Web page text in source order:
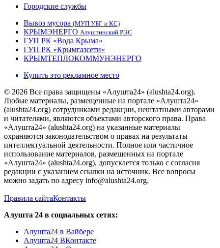
Городские службы
Вывоз мусора (МУП УБГ и КС)
КРЫМЭНЕРГО Алуштинский РЭС
ГУП РК «Вода Крыма»
ГУП РК «Крымгазсети»
КРЫМТЕПЛОКОММУНЭНЕРГО
Купить это рекламное место
© 2026 Все права защищены «Алушта24» (alushta24.org).
Любые материалы, размещенные на портале «Алушта24»
(alushta24.org) сотрудниками редакции, нештатными авторами
и читателями, являются объектами авторского права. Права
«Алушта24» (alushta24.org) на указанные материалы
охраняются законодательством о правах на результаты
интеллектуальной деятельности. Полное или частичное
использование материалов, размещенных на портале
«Алушта24» (alushta24.org), допускается только с согласия
редакции с указанием ссылки на источник. Все вопросы
можно задать по адресу info@alushta24.org.
Правила сайтаКонтакты
Алушта 24 в социальных сетях:
Алушта24 в Вайбере
Алушта24 ВКонтакте